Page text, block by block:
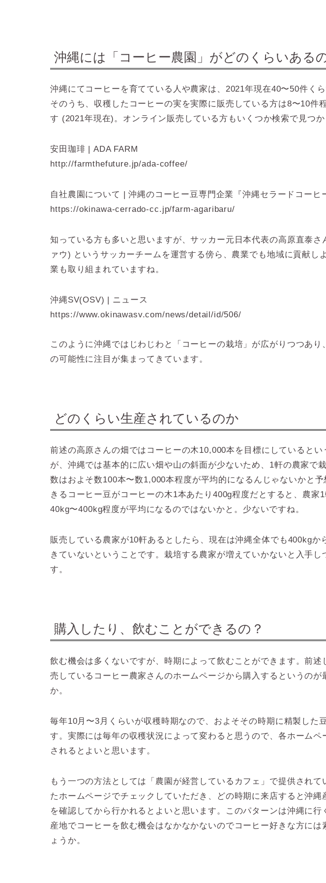
沖縄には「コーヒー農園」がどのくらいある
沖縄にてコーヒーを育てている人や農家は、2021年現在40〜50件く
そのうち、収穫したコーヒーの実を実際に販売している方は8〜10件
す (2021年現在)。オンライン販売している方もいくつか検索で見つか
安田珈琲 | ADA FARM
http://farmthefuture.jp/ada-coffee/
自社農園について | 沖縄のコーヒー豆専門企業『沖縄セラードコーヒ
https://okinawa-cerrado-cc.jp/farm-agaribaru/
知っている方も多いと思いますが、サッカー元日本代表の高原直泰さ
ァウ) というサッカーチームを運営する傍ら、農業でも地域に貢献し
業も取り組まれていますね。
沖縄SV(OSV) | ニュース
https://www.okinawasv.com/news/detail/id/506/
このように沖縄ではじわじわと「コーヒーの栽培」が広がりつつあり
の可能性に注目が集まってきています。
どのくらい生産されているのか
前述の高原さんの畑ではコーヒーの木10,000本を目標にしているとい
が、沖縄では基本的に広い畑や山の斜面が少ないため、1軒の農家で
数はおよそ数100本〜数1,000本程度が平均的になるんじゃないかと
きるコーヒー豆がコーヒーの木1本あたり400g程度だとすると、農家
40kg〜400kg程度が平均になるのではないかと。少ないですね。
販売している農家が10軒あるとしたら、現在は沖縄全体でも400kgか
きていないということです。栽培する農家が増えていかないと入手し
す。
購入したり、飲むことができるの？
飲む機会は多くないですが、時期によって飲むことができます。前述
売しているコーヒー農家さんのホームページから購入するというのが
か。
毎年10月〜3月くらいが収穫時期なので、およそその時期に精製した
す。実際には毎年の収穫状況によって変わると思うので、各ホームペ
されるとよいと思います。
もう一つの方法としては「農園が経営しているカフェ」で提供されて
たホームページでチェックしていただき、どの時期に来店すると沖縄
を確認してから行かれるとよいと思います。このパターンは沖縄に行
産地でコーヒーを飲む機会はなかなかないのでコーヒー好きな方には
ょうか。